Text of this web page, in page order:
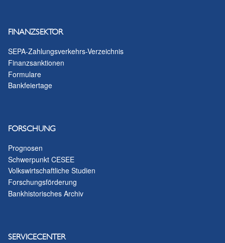
FINANZSEKTOR
SEPA-Zahlungsverkehrs-Verzeichnis
Finanzsanktionen
Formulare
Bankfeiertage
FORSCHUNG
Prognosen
Schwerpunkt CESEE
Volkswirtschaftliche Studien
Forschungsförderung
Bankhistorisches Archiv
SERVICECENTER